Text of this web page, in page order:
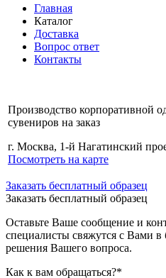
Главная
Каталог
Доставка
Вопрос ответ
Контакты
Производство корпоративной
сувениров на заказ
г. Москва, 1-й Нагатинский
Посмотреть на карте
Заказать бесплатный образец
Заказать бесплатный образец
Оставьте Ваше сообщение и
специалисты свяжутся с Вами
решения Вашего вопроса.
Как к вам обращаться?*